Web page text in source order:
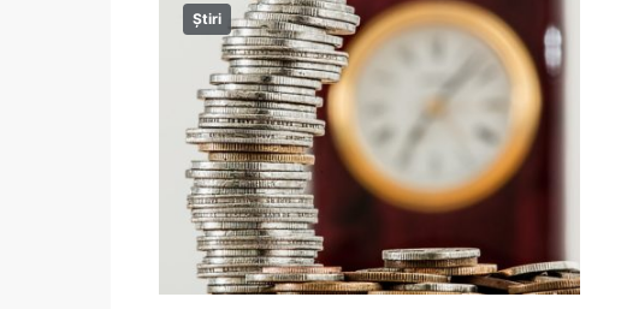
Știri